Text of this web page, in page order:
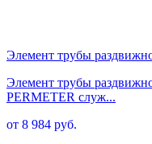
Элемент трубы
Элемент трубы
PERMETER служ...
от 8 984 руб.